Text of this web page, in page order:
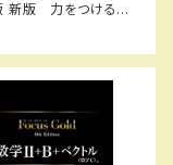
新品 問題集本
冊解答なし ISBN：
ISBN-10：44